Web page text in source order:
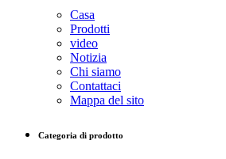
Casa
Prodotti
video
Notizia
Chi siamo
Contattaci
Mappa del sito
Categoria di prodotto